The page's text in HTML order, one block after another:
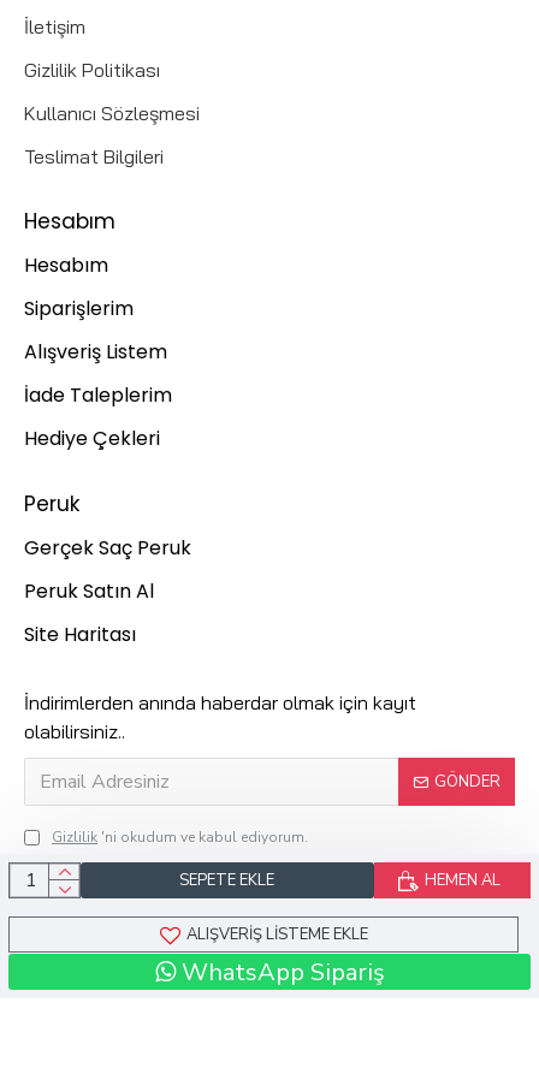
SEPETE EKLE HEMEN AL
ALIŞVERIŞ LISTEME EKLE
WhatsApp Sipariş
İletişim
Gizlilik Politikası
Kullanıcı Sözleşmesi
Teslimat Bilgileri
Hesabım
Hesabım
Siparişlerim
Alışveriş Listem
İade Taleplerim
Hediye Çekleri
Peruk
Gerçek Saç Peruk
Peruk Satın Al
Site Haritası
İndirimlerden anında haberdar olmak için kayıt
olabilirsiniz..
GÖNDER
Gizlilik 'ni okudum ve kabul ediyorum.
Kuaför Suzan © 2024 Tüm Hakları Saklıdır.